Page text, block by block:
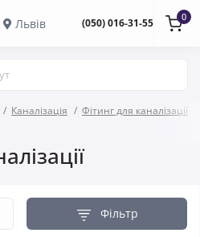
Львів (050) 016-31-55 0
Каналізація
Фітинг для каналізації
Фільтр